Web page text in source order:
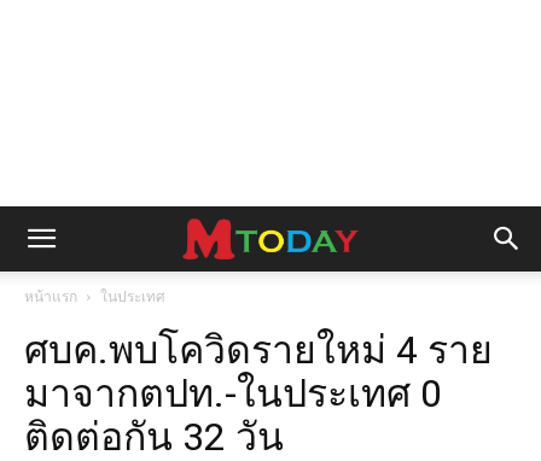
หน้าแรก ในประเทศ
ศบค.พบโควิดรายใหม่ 4 ราย
มาจากตปท.-ในประเทศ 0
ติดต่อกัน 32 วัน